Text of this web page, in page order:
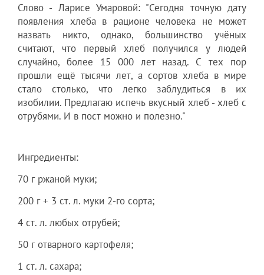
Слово - Ларисе Умаровой: "Сегодня точную дату
появления хлеба в рационе человека не может
назвать никто, однако, большинство учёных
считают, что первый хлеб получился у людей
случайно, более 15 000 лет назад. С тех пор
прошли ещё тысячи лет, а сортов хлеба в мире
стало столько, что легко заблудиться в их
изобилии. Предлагаю испечь вкусный хлеб - хлеб с
отрубями. И в пост можно и полезно."
Ингредиенты:
70 г ржаной муки;
200 г + 3 ст. л. муки 2-го сорта;
4 ст. л. любых отрубей;
50 г отварного картофеля;
1 ст. л. сахара;